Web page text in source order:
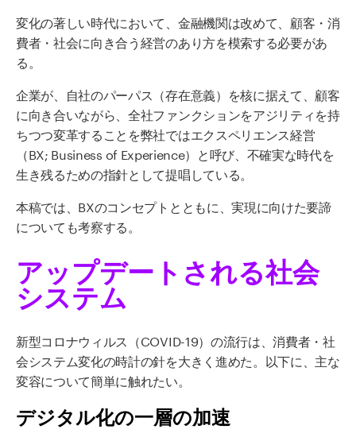
変化の著しい時代において、金融機関は改めて、顧客・消
費者・社会に向き合う経営のあり方を模索する必要があ
る。
企業が、自社のパーパス（存在意義）を核に据えて、顧客
に向き合いながら、全社ファンクションをアジリティを持
ちつつ変革することを弊社ではエクスペリエンス経営
（BX; Business of Experience）と呼び、不確実な時代を
生き残るための指針として提唱している。
本稿では、BXのコンセプトとともに、実現に向けた要諦
についても考察する。
アップデートされる社会
システム
新型コロナウィルス（COVID-19）の流行は、消費者・社
会システム変化の時計の針を大きく進めた。以下に、主な
変容について簡単に触れたい。
デジタル化の一層の加速